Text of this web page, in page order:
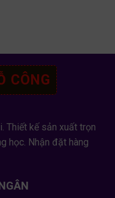
CÔNG
Thiết kế sản xuất trọn
học. Nhận đặt hàng